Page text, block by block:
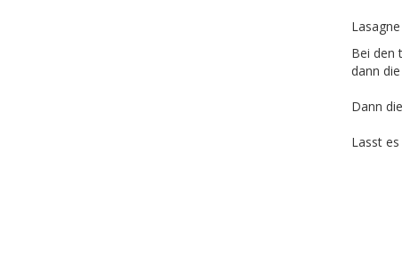
Bei den
dann
Dann
Lasst